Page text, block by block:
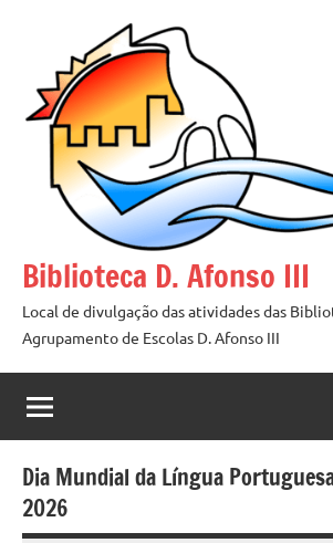
conteúdo
Biblioteca D. Afonso III
Local de divulgação das atividades das
Agrupamento de Escolas D. Afonso III
Dia Mundial da Língua
2026